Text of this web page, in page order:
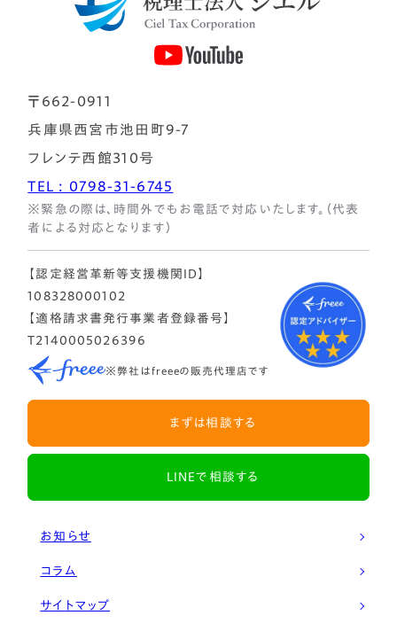
〒662-0911
兵庫県西宮市池田町9-7
フレンテ西館310号
TEL : 0798-31-6745
※緊急の際は、時間外でもお電話で対応いたします。（代表
者による対応となります）
【認定経営革新等支援機関ID】
108328000102
【適格請求書発行事業者登録番号】
T2140005026396
※弊社はfreeeの販売代理店です
まずは相談する
LINEで相談する
お知らせ
コラム
サイトマップ